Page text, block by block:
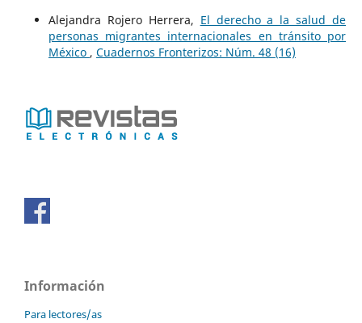
Alejandra Rojero Herrera, El derecho a la salud de
personas migrantes internacionales en tránsito por
México , Cuadernos Fronterizos: Núm. 48 (16)
Información
Para lectores/as